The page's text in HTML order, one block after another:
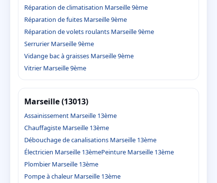
Réparation de climatisation Marseille 9ème
Réparation de fuites Marseille 9ème
Réparation de volets roulants Marseille 9ème
Serrurier Marseille 9ème
Vidange bac à graisses Marseille 9ème
Vitrier Marseille 9ème
Marseille (13013)
Assainissement Marseille 13ème
Chauffagiste Marseille 13ème
Débouchage de canalisations Marseille 13ème
Électricien Marseille 13èmePeinture Marseille 13ème
Plombier Marseille 13ème
Pompe à chaleur Marseille 13ème